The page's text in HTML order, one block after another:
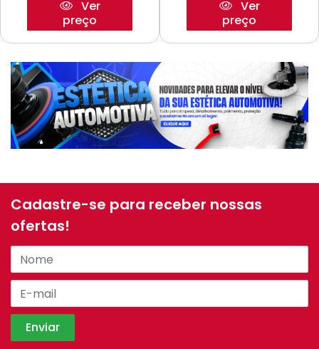
Ver
preço
Ver
preço
Cadastre-se para receber nossas
ofertas!